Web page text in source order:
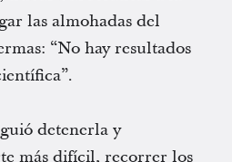
las almohadas del
“No hay resultados
detenerla y
más difícil, recorrer los